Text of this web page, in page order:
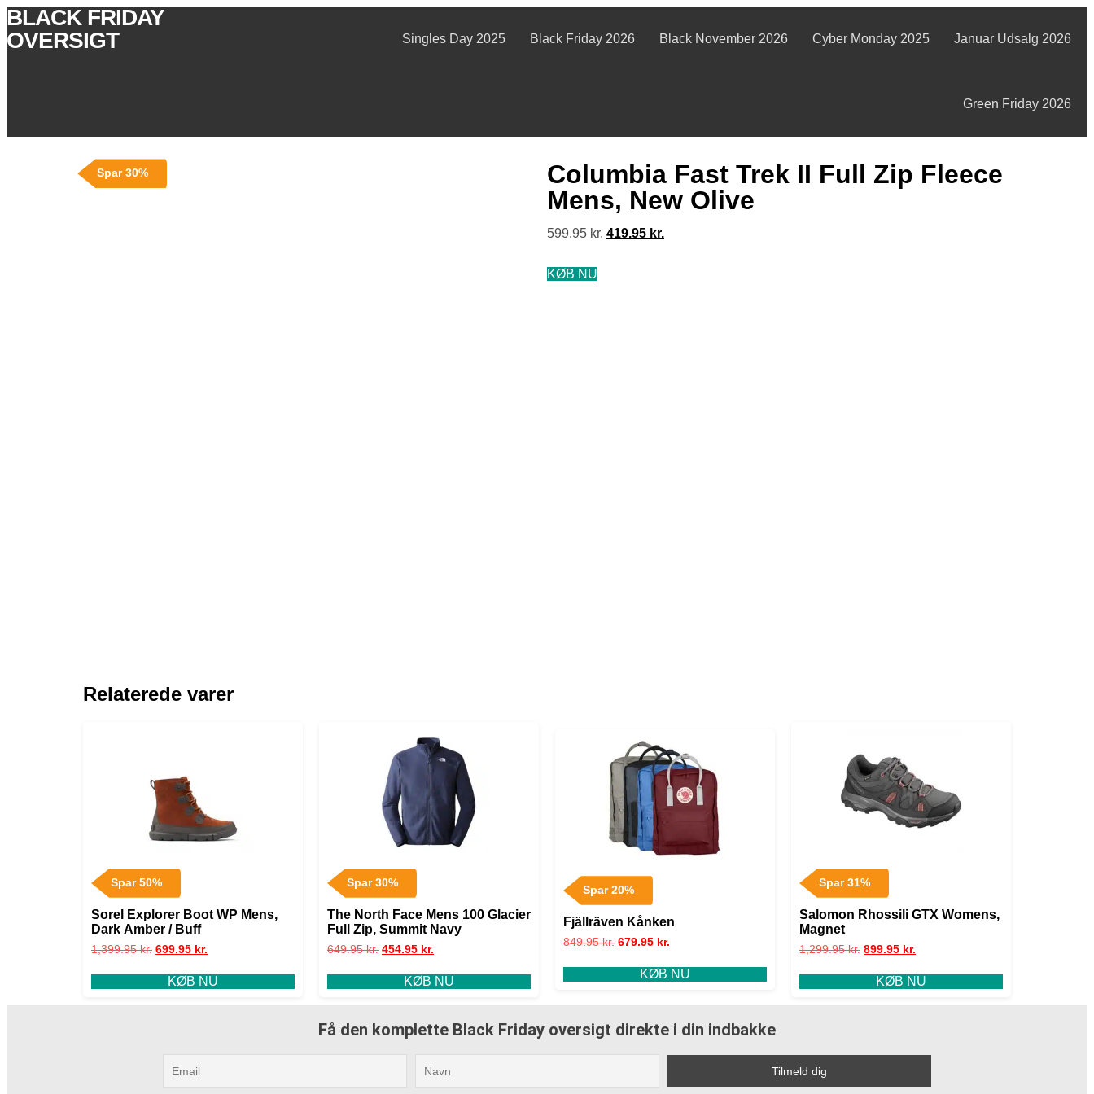
BLACK FRIDAY
OVERSIGT
Singles Day 2025 Black Friday 2026 Black November 2026 Cyber Monday 2025 Januar Udsalg 2026
Green Friday 2026
Spar 30%
Columbia Fast Trek II Full Zip Fleece
Mens, New Olive
599.95kr. 419.95 kr.
KØB NU
Relaterede varer
Spar 50%
Sorel Explorer Boot WP Mens,
Dark Amber / Buff
1,399.95kr. 699.95 kr.
KØB NU
Spar 30%
The North Face Mens 100 Glacier
Full Zip, Summit Navy
649.95kr. 454.95 kr.
KØB NU
Spar 20%
Fjällräven Kånken
849.95kr. 679.95 kr.
KØB NU
Spar 31%
Salomon Rhossili GTX Womens,
Magnet
1,299.95kr. 899.95 kr.
KØB NU
Få den komplette Black Friday oversigt direkte i din indbakke